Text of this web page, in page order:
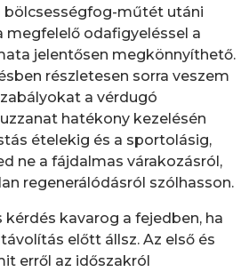
bölcsességfog-műtét utáni
megfelelő odafigyeléssel a
jelentősen megkönnyíthető.
részletesen sorra veszem
a vérdugó
hatékony kezelésén
ételekig és a sportolásig,
ne a fájdalmas várakozásról,
regenerálódásról szólhasson.
kavarog a fejedben, ha
előtt állsz. Az első és
erről az időszakról